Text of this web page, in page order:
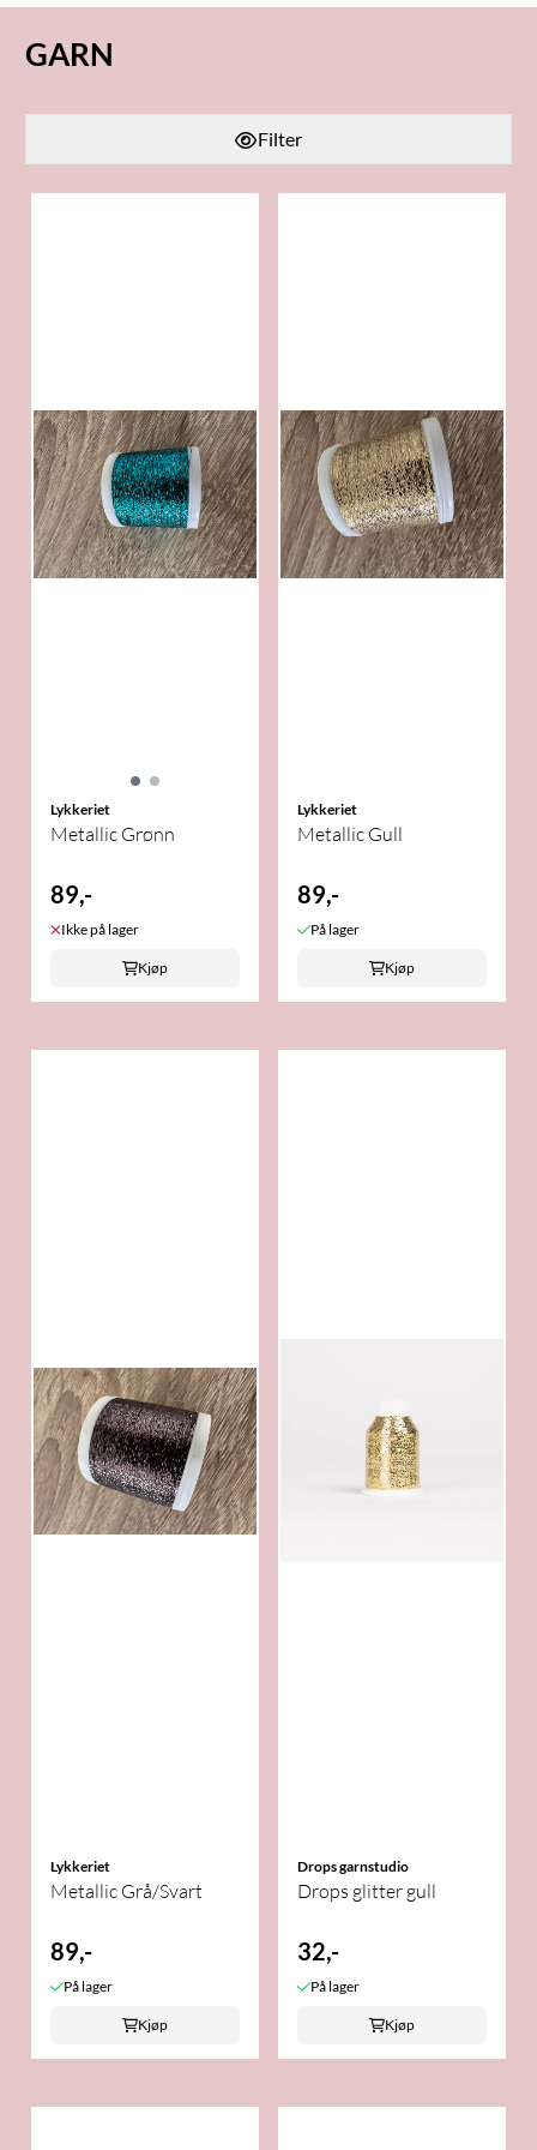
GARN
Filter
Lykkeriet
Metallic Grønn
89,-
Ikke på lager
Kjøp
Lykkeriet
Metallic Gull
89,-
På lager
Kjøp
Lykkeriet
Metallic Grå/Svart
89,-
På lager
Kjøp
Drops garnstudio
Drops glitter gull
32,-
På lager
Kjøp